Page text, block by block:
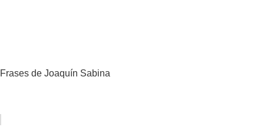
Frases de Joaquín Sabina